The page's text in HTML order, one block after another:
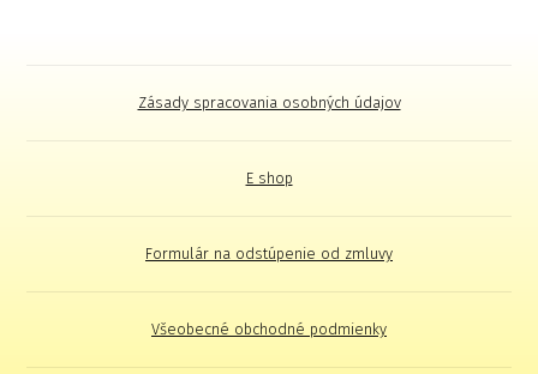
Zásady spracovania osobných údajov
E shop
Formulár na odstúpenie od zmluvy
Všeobecné obchodné podmienky